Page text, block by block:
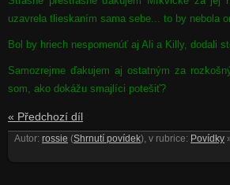
uzavrela tlieskaním sama sebe... to by nebola
Bol by hriech nespomenúť aj Ali a Killy, dodali
Samozrejme ďakujem aj ostatným za
som, ako dokážu smajlíci potešiť?
« Předchozí díl
Autor:rossie (Shrnutí povídek), v rubrice: Povídky